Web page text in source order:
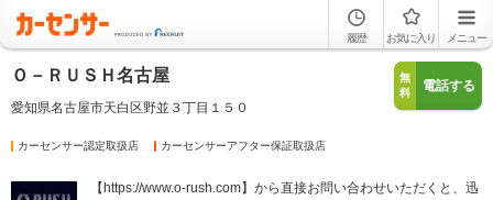
履歴 お気に入り メニュー
Ｏ－ＲＵＳＨ名古屋
愛知県名古屋市天白区野並３丁目１５０
無
料
電話する
カーセンサー認定取扱店 カーセンサーアフター保証取扱店
【https://www.o-rush.com】から直接お問い合わせいただくと、迅